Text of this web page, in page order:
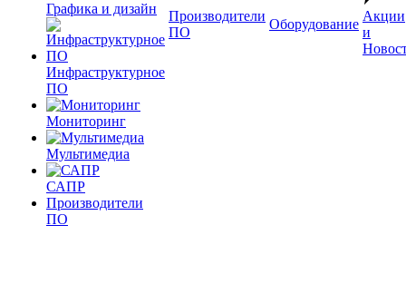
Графика и дизайн
Инфраструктурное
ПО
Мониторинг
Мультимедиа
САПР
Производители
ПО
Производители
ПО
Оборудование
Акции
и